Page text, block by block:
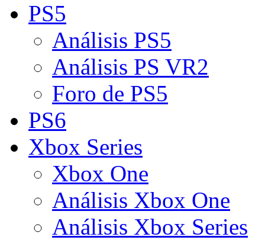
PS5
Análisis PS5
Análisis PS VR2
Foro de PS5
PS6
Xbox Series
Xbox One
Análisis Xbox One
Análisis Xbox Series